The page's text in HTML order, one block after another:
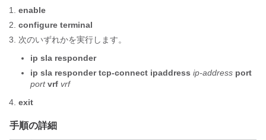
enable
configure terminal
次のいずれかを実行します。
ip sla responder
ip sla respondertcp-connect ipaddress ip-address port
portvrf vrf
exit
手順の詳細